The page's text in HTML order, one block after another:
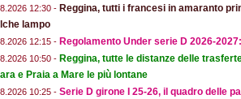
12:30 - Reggina, tutti i francesi in amaranto
lampo
12:15 - Regolamento Under serie D 2026-
10:50 - Reggina, tutte le distanze delle
e Praia a Mare le più lontane
10:25 - Serie D girone I 25-26, il quadro delle